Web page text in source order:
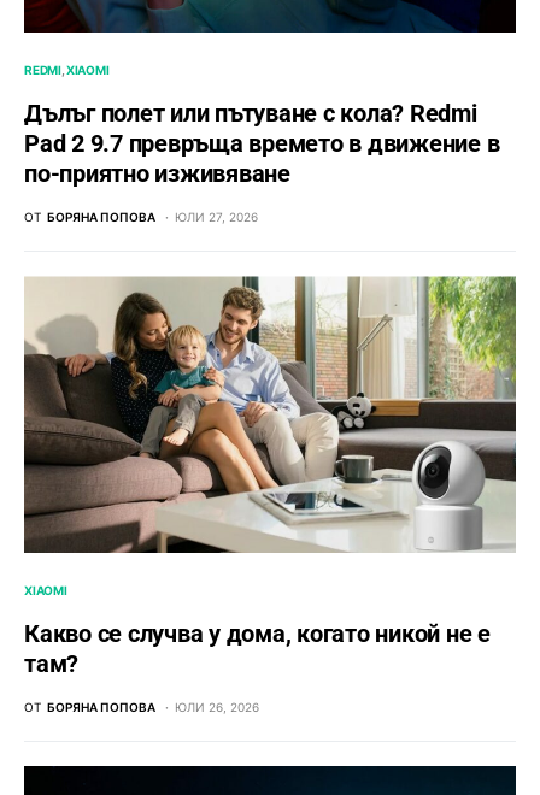
REDMI XIAOMI
Дълъг полет или пътуване с кола? Redmi
Pad 2 9.7 превръща времето в движение в
по-приятно изживяване
ОТ БОРЯНА ПОПОВА ЮЛИ 27, 2026
XIAOMI
Какво се случва у дома, когато никой не е
там?
ОТ БОРЯНА ПОПОВА ЮЛИ 26, 2026